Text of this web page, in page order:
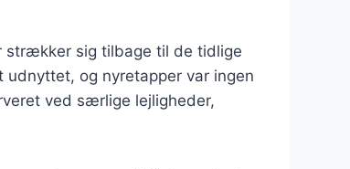
strækker sig tilbage til de tidlige
og nyretapper var ingen
ved særlige lejligheder,